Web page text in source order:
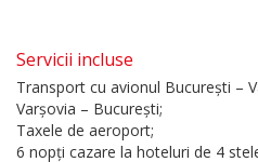
Servicii incluse
Transport cu avionul București –
Varșovia – București;
Taxele de aeroport;
6 nopți cazare la hoteluri de 4